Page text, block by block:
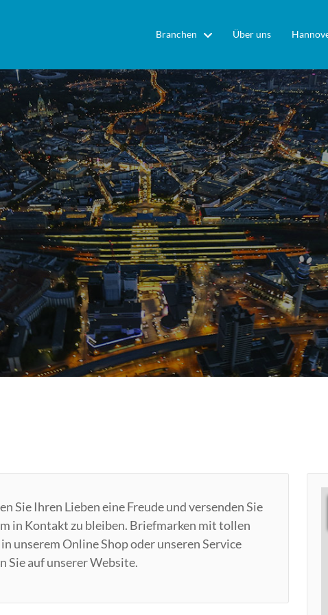
Branchen Über uns
Sie Ihren Lieben eine Freude und versenden Sie
in Kontakt zu bleiben. Briefmarken mit tollen
unserem Online Shop oder unseren Service
Sie auf unserer Website.